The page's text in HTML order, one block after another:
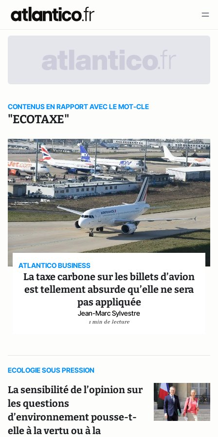
CONTENUS EN RAPPORT AVEC LE MOT-CLE
"ECOTAXE"
ATLANTICO BUSINESS
La taxe carbone sur les billets d’avion
est tellement absurde qu’elle ne sera
pas appliquée
Jean-Marc Sylvestre
1 min de lecture
ECOLOGIE SOUS PRESSION
La sensibilité de l’opinion sur
les questions
d’environnement pousse-t-
elle à la vertu ou à la